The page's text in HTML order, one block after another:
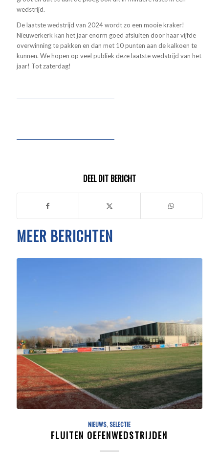
wedstrijd.
De laatste wedstrijd van 2024 wordt zo een mooie kraker!
Nieuwerkerk kan het jaar enorm goed afsluiten door haar vijfde
overwinning te pakken en dan met 10 punten aan de kalkoen te
kunnen. We hopen op veel publiek deze laatste wedstrijd van het
jaar! Tot zaterdag!
DEEL DIT BERICHT
MEER BERICHTEN
NIEUWS,SELECTIE
FLUITEN OEFENWEDSTRIJDEN